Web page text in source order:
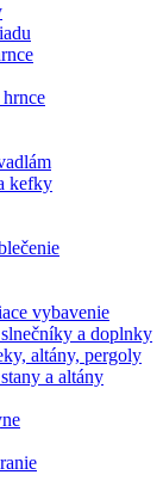
kefky
vybavenie
a doplnky
altány, pergoly
a altány